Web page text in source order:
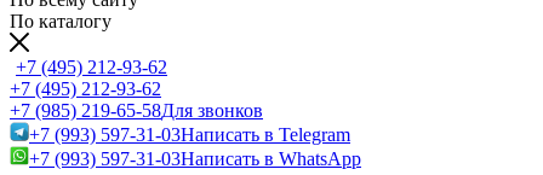
По каталогу
+7 (495) 212-93-62
+7 (495) 212-93-62
+7 (985) 219-65-58Для звонков
+7 (993) 597-31-03Написать в Telegram
+7 (993) 597-31-03Написать в WhatsApp